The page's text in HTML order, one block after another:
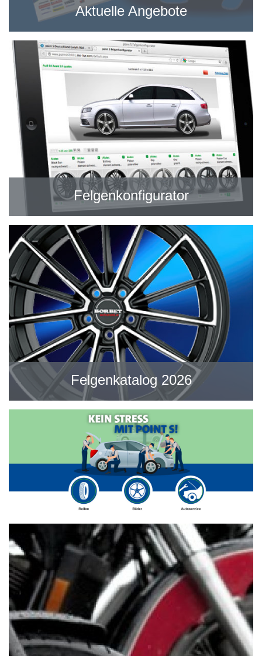
Aktuelle Angebote
Felgenkonfigurator
Felgenkatalog 2026